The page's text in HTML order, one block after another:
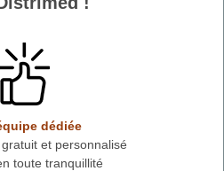
dédiée
et personnalisé
toute tranquillité